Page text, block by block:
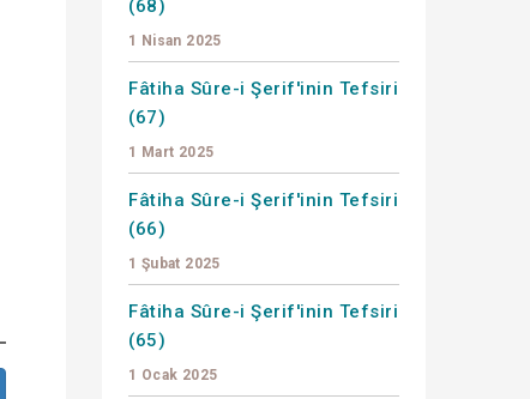
(68)
1 Nisan 2025
Fâtiha Sûre-i Şerif'inin Tefsiri
(67)
1 Mart 2025
Fâtiha Sûre-i Şerif'inin Tefsiri
(66)
1 Şubat 2025
Fâtiha Sûre-i Şerif'inin Tefsiri
(65)
1 Ocak 2025